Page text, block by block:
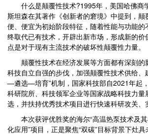
什么是颠覆性技术?1995年，美国哈佛商
斯坦森在其著作《创新者的窘境》中提到，
便、便宜为初始阶段特征，随着性能与功能
终取代已有技术，开辟出新市场，形成新的
点是对于现有主流技术的破坏性颠覆性力量。
颠覆性技术在经济发展等方面都有深刻的
科技自立自强的步伐，加强颠覆性技术供给、
—遴选—培育”机制，国家科技部自2021年起
科研院所、科技领军企业等国家战略科技力量
选，并扶持优秀技术项目进行快速科研攻关、
本次获评优胜奖的海尔“高温热泵技术及其
化应用”项目，正是聚焦“双碳”目标背景下灶